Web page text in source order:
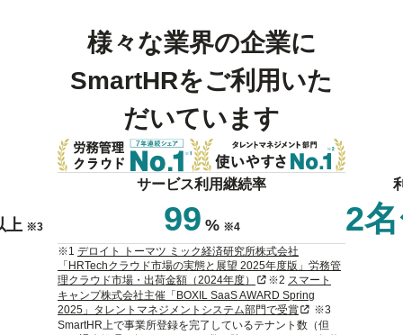
様々な業界の企業に
SmartHRをご利用いた
だいています
上 ※3
サービス利用継続率
99 % ※4 2
※1 デロイト トーマツ ミック経済研究所株式会社
「HRTechクラウド市場の実態と展望 2025年度版」労務管
理クラウド市場・出荷金額（2024年度）
新規タブまたはウィンドウで
※2 スマート
キャンプ株式会社主催「BOXIL SaaS AWARD Spring
2025」タレントマネジメントシステム部門で受賞新規タブまたはウィ
※3
SmartHR上で事業所登録を完了しているテナント数（但